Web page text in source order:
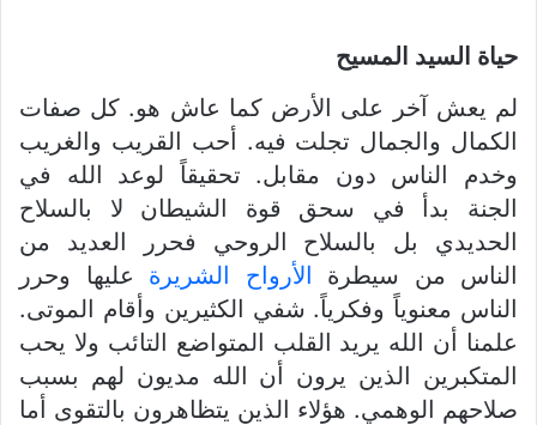
حياة السيد المسيح
لم يعش آخر على الأرض كما عاش هو. كل صفات
الكمال والجمال تجلت فيه. أحب القريب والغريب
وخدم الناس دون مقابل. تحقيقاً لوعد الله في
الجنة بدأ في سحق قوة الشيطان لا بالسلاح
الحديدي بل بالسلاح الروحي فحرر العديد من
الناس من سيطرة الأرواح الشريرة عليها وحرر
الناس معنوياً وفكرياً. شفي الكثيرين وأقام الموتى.
علمنا أن الله يريد القلب المتواضع التائب ولا يحب
المتكبرين الذين يرون أن الله مديون لهم بسبب
صلاحهم الوهمي. هؤلاء الذين يتظاهرون بالتقوى أما